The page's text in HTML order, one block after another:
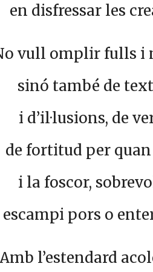
en disfressar les
vull omplir fulls i
sinó també de
i d’il·lusions, de
de fortitud per
i la foscor,
escampi pors o
l’estendard